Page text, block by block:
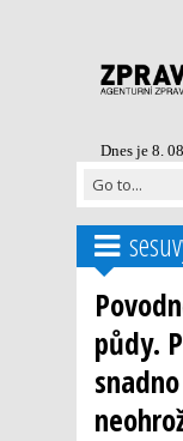
Dnes je 8.
půdy.